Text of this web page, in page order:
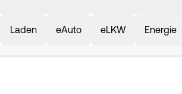
Laden eAuto eLKW Energie